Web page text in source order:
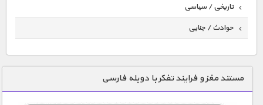
تاریخی / سیاسی
حوادث / جنایی
دنیای خوراکی ها
زمین شناسی / محیط زیست
مستند مغز و فرایند تفکر با دوبله فارسی